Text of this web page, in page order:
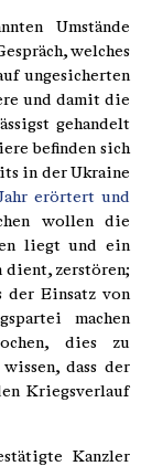
Umstände
welches
ungesicherten
und damit die
gehandelt
befinden sich
in der Ukraine
erörtert und
wollen die
liegt und ein
dient, zerstören;
der Einsatz von
machen
dies zu
dass der
Kriegsverlauf
Kanzler